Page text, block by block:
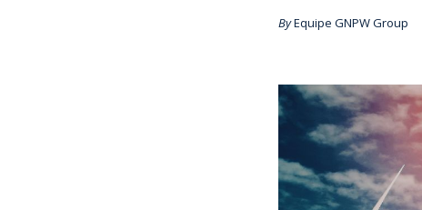
ByEquipe GNPW Group